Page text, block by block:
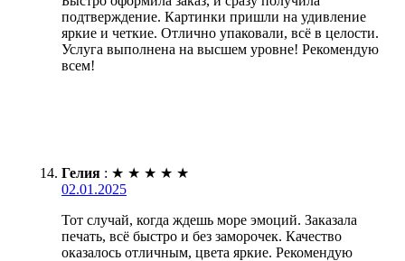
подтверждение. Картинки пришли на удивление
яркие и четкие. Отлично упаковали, всё в целости.
Услуга выполнена на высшем уровне! Рекомендую
всем!
Гелия : ★ ★ ★ ★ ★
02.01.2025
Тот случай, когда ждешь море эмоций. Заказала
печать, всё быстро и без заморочек. Качество
оказалось отличным, цвета яркие. Рекомендую